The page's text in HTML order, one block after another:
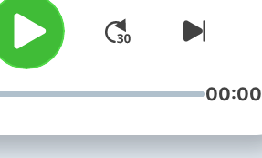
wiedzy na temat
ale również
i pogłębieniu relacji
tak by jak najpełniej
drodze zbawienia i we
00:00